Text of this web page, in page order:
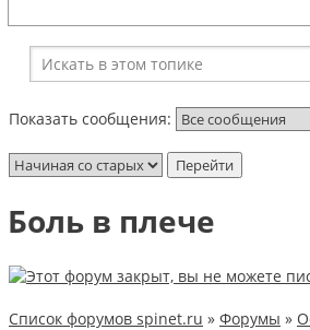
Показать сообщения:
Боль в плече
Список форумов spinet.ru » Форумы »